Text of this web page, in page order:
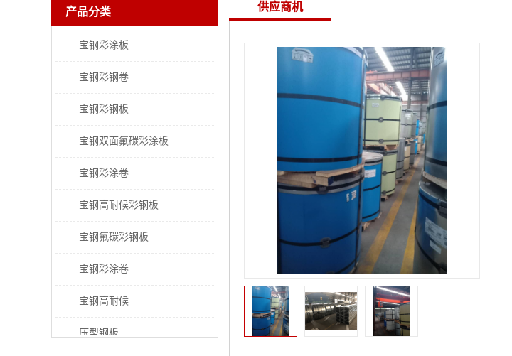
产品分类
宝钢彩涂板
宝钢彩钢卷
宝钢彩钢板
宝钢双面氟碳彩涂板
宝钢彩涂卷
宝钢高耐候彩钢板
宝钢氟碳彩钢板
宝钢彩涂卷
宝钢高耐候
压型钢板
供应商机